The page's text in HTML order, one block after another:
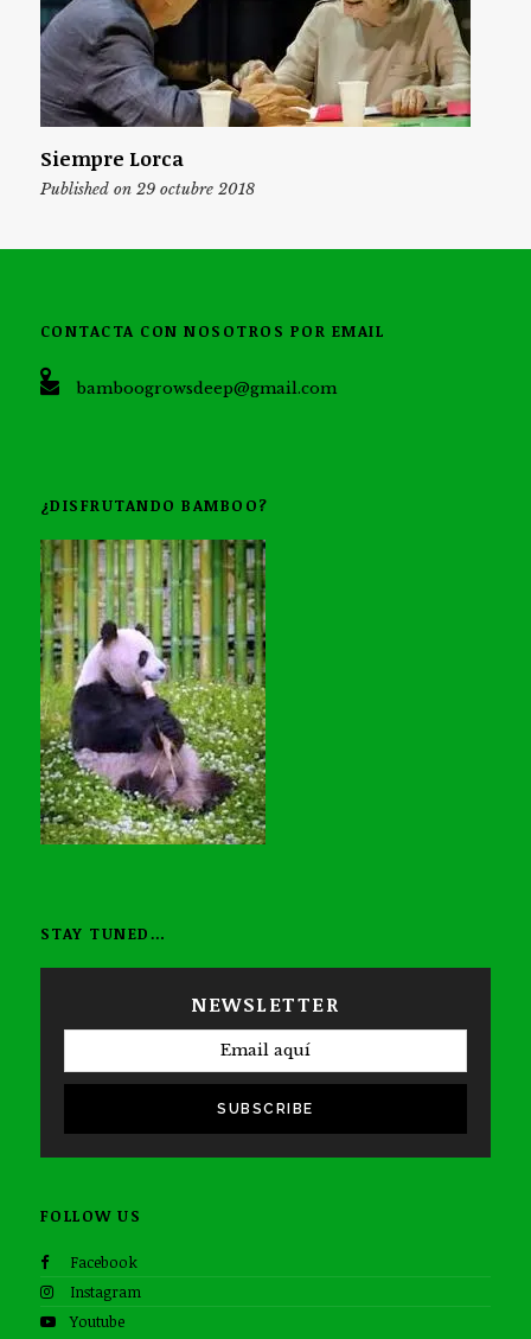
Siempre Lorca
Published on 29 octubre 2018
CONTACTA CON NOSOTROS POR EMAIL
bamboogrowsdeep@gmail.com
¿DISFRUTANDO BAMBOO?
STAY TUNED…
NEWSLETTER
SUBSCRIBE
FOLLOW US
Facebook
Instagram
Youtube